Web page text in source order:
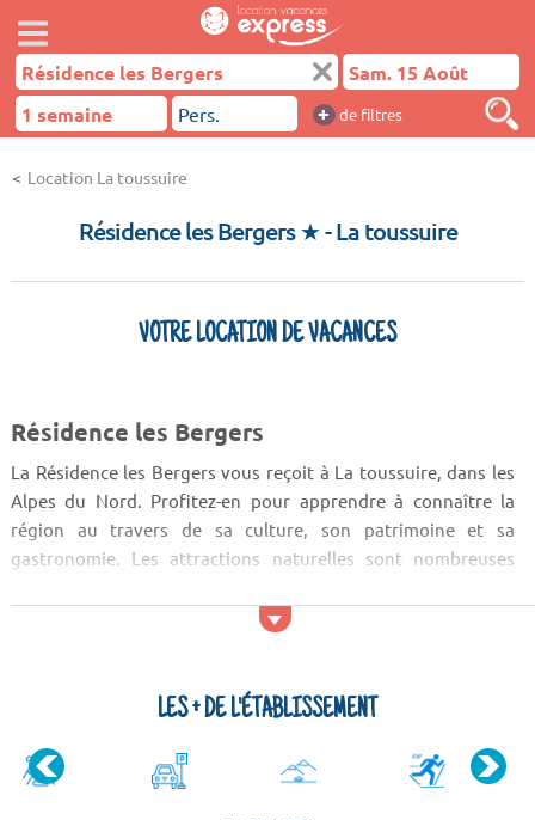
+ de filtres
Location La toussuire
Résidence les Bergers ★- La toussuire
VOTRE LOCATION DE VACANCES
Résidence les Bergers
La Résidence les Bergers vous reçoit à La toussuire, dans les
Alpes du Nord. Profitez-en pour apprendre à connaître la
région au travers de sa culture, son patrimoine et sa
gastronomie. Les attractions naturelles sont nombreuses
Gorges du Sierroz et les Gorges du Guiers Mort.
Si vous voulez sor...LES + DE L'ÉTABLISSEMENT